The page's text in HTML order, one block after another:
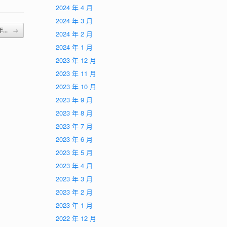
... →
2024 年 4 月
2024 年 3 月
2024 年 2 月
2024 年 1 月
2023 年 12 月
2023 年 11 月
2023 年 10 月
2023 年 9 月
2023 年 8 月
2023 年 7 月
2023 年 6 月
2023 年 5 月
2023 年 4 月
2023 年 3 月
2023 年 2 月
2023 年 1 月
2022 年 12 月